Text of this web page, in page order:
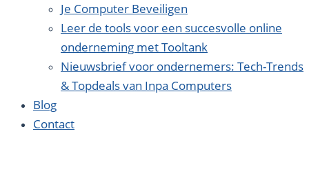
Je Computer Beveiligen
Leer de tools voor een succesvolle online
onderneming met Tooltank
Nieuwsbrief voor ondernemers: Tech-Trends
& Topdeals van Inpa Computers
Blog
Contact